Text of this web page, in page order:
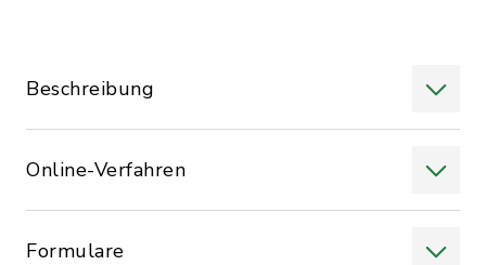
Beschreibung
Online-Verfahren
Formulare